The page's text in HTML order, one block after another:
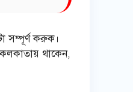
সম্পূর্ণ করুক।
কলকাতায় থাকেন,